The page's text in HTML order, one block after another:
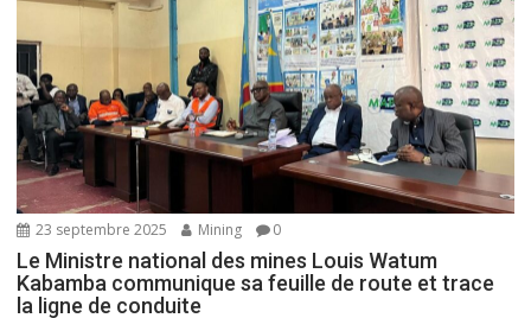
23 septembre 2025 Mining 0
Le Ministre national des mines Louis Watum
Kabamba communique sa feuille de route et trace
la ligne de conduite